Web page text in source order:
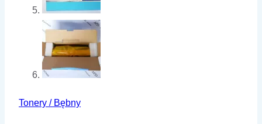
Tonery / Bębny